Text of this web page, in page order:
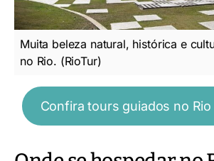
Muita beleza natural, histórica e
no Rio. (RioTur)
Confira tours guiados no